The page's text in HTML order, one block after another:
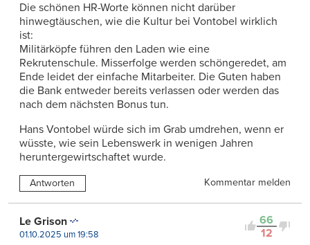
Die schönen HR-Worte können nicht darüber
hinwegtäuschen, wie die Kultur bei Vontobel wirklich
ist:
Militärköpfe führen den Laden wie eine
Rekrutenschule. Misserfolge werden schöngeredet, am
Ende leidet der einfache Mitarbeiter. Die Guten haben
die Bank entweder bereits verlassen oder werden das
nach dem nächsten Bonus tun.
Hans Vontobel würde sich im Grab umdrehen, wenn er
wüsste, wie sein Lebenswerk in wenigen Jahren
heruntergewirtschaftet wurde.
Antworten Kommentar melden
66
12
Le Grison
01.10.2025 um 19:58